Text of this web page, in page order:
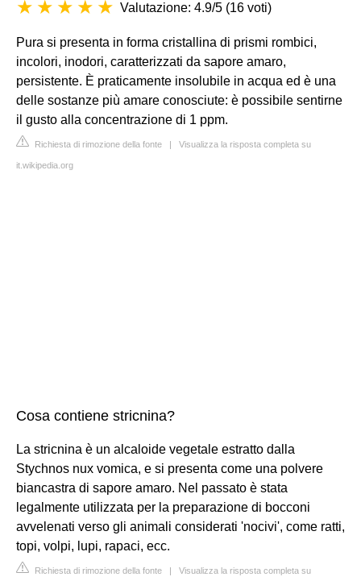
Valutazione: 4.9/5 (16 voti)
Pura si presenta in forma cristallina di prismi rombici,
incolori, inodori, caratterizzati da sapore amaro,
persistente. È praticamente insolubile in acqua ed è una
delle sostanze più amare conosciute: è possibile sentirne
il gusto alla concentrazione di 1 ppm.
Richiesta di rimozione della fonte | Visualizza la risposta completa su
it.wikipedia.org
Cosa contiene stricnina?
La stricnina è un alcaloide vegetale estratto dalla
Stychnos nux vomica, e si presenta come una polvere
biancastra di sapore amaro. Nel passato è stata
legalmente utilizzata per la preparazione di bocconi
avvelenati verso gli animali considerati 'nocivi', come ratti,
topi, volpi, lupi, rapaci, ecc.
Richiesta di rimozione della fonte | Visualizza la risposta completa su